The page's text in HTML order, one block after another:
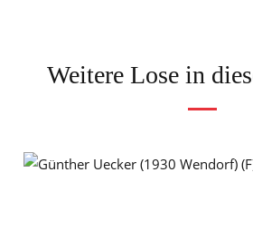
Weitere Lose in